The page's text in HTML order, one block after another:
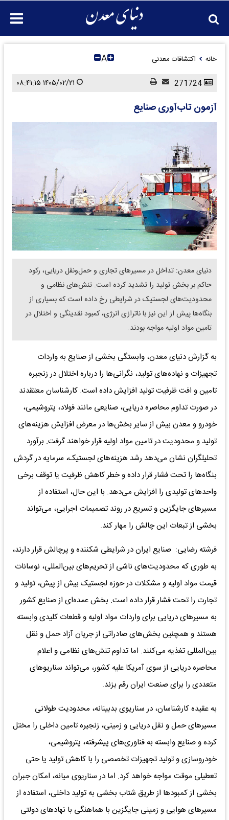
خانه اکتشافات معدنی A
آزمون تاب‌آوری صنایع
دنیای معدن: تداخل در مسیرهای تجاری و حمل‌ونقل دریایی، رکود
حاکم بر بخش تولید را تشدید کرده است. تنش‌های نظامی و
محدودیت‌های لجستیک در شرایطی رخ داده است که بسیاری از
بنگاه‌ها پیش از این نیز با ناترازی انرژی، کمبود نقدینگی و اختلال در
تامین مواد اولیه مواجه بودند.
به گزارش دنیای معدن، وابستگی بخشی از صنایع به واردات
تجهیزات و نهاده‌های تولید، نگرانی‌ها را درباره اختلال در زنجیره
تامین و افت ظرفیت تولید افزایش داده است. کارشناسان معتقدند
در صورت تداوم محاصره دریایی، صنایعی مانند فولاد، پتروشیمی،
خودرو و معدن بیش از سایر بخش‌ها در معرض افزایش هزینه‌های
تولید و محدودیت در تامین مواد اولیه قرار خواهند گرفت. برآورد
تحلیلگران نشان می‌دهد رشد هزینه‌های لجستیک، سرمایه در گردش
بنگاه‌ها را تحت فشار قرار داده و خطر کاهش ظرفیت یا توقف برخی
واحدهای تولیدی را افزایش می‌دهد. با این حال، استفاده از
مسیرهای جایگزین و تسریع در روند تصمیمات اجرایی، می‌تواند
بخشی از تبعات این چالش را مهار کند.
فرشته رضایی: صنایع ایران در شرایطی شکننده و پرچالش قرار دارند،
به طوری که محدودیت‌های ناشی از تحریم‌های بین‌المللی، نوسانات
قیمت مواد اولیه و مشکلات در حوزه لجستیک بیش ‌از پیش، تولید و
تجارت را تحت فشار قرار داده است. بخش عمده‌ای از صنایع کشور
به مسیرهای دریایی برای واردات مواد اولیه و قطعات کلیدی وابسته‌
هستند و همچنین بخش‌های صادراتی از جریان آزاد حمل ‌و نقل
بین‌المللی تغذیه می‌کنند. اما تداوم تنش‌های نظامی و اعلام
محاصره دریایی از سوی آمریکا علیه کشور، می‌تواند سناریوهای
متعددی را برای صنعت ایران رقم بزند.
به عقیده کارشناسان، در سناریوی بدبینانه، محدودیت طولانی
مسیرهای حمل ‌و نقل دریایی و زمینی، زنجیره تامین داخلی را مختل
کرده و صنایع وابسته به فناوری‌های پیشرفته، پتروشیمی،
خودروسازی و تولید تجهیزات تخصصی را با کاهش تولید یا حتی
تعطیلی موقت مواجه خواهد کرد. اما در سناریوی میانه، امکان جبران
بخشی از کمبودها از طریق شتاب‌ بخشی به تولید داخلی، استفاده از
مسیرهای هوایی و زمینی جایگزین با هماهنگی با نهادهای دولتی